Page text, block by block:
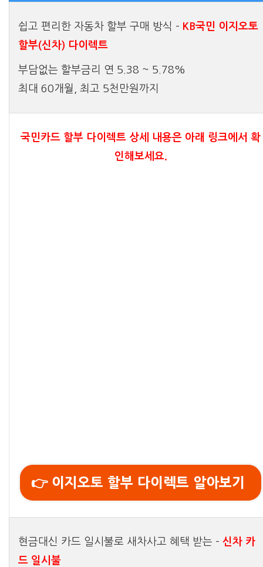
쉽고 편리한 자동차 할부 구매 방식 – KB국민 이지오토
할부(신차) 다이렉트
부담없는 할부금리 연 5.38 ~ 5.78%
최대 60개월, 최고 5천만원까지
국민카드 할부 다이렉트 상세 내용은 아래 링크에서 확
인해보세요.
👉 이지오토 할부 다이렉트 알아보기
현금대신 카드 일시불로 새차사고 혜택 받는 – 신차 카
드 일시불